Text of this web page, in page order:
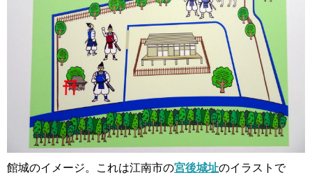
館城のイメージ。これは江南市の宮後城址のイラストで